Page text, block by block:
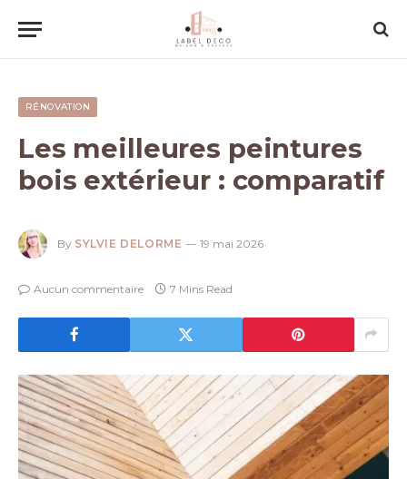
RÉNOVATION
Les meilleures peintures
bois extérieur : comparatif
By SYLVIE DELORME 19 mai 2026
Aucun commentaire 7 Mins Read